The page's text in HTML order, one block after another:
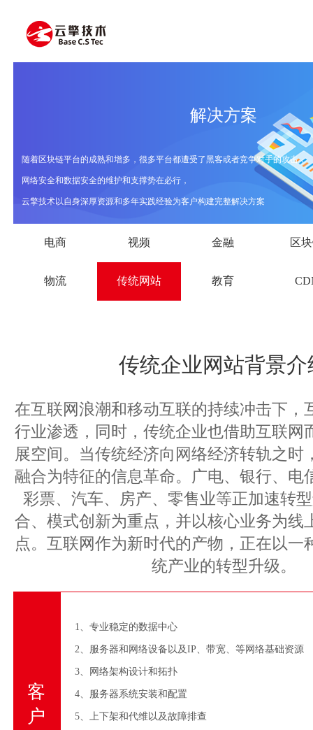
解决方案
随着区块链平台的成熟和增多，很多平台都遭受了黑客或者竞争对手的攻击，
网络安全和数据安全的维护和支撑势在必行，
云擎技术以自身深厚资源和多年实践经验为客户构建完整解决方案
电商 视频 金融 区
物流 传统网站 教育
传统企业网站背景介
在互联网浪潮和移动互联的持续冲击下，
行业渗透，同时，传统企业也借助互联网
展空间。当传统经济向网络经济转轨之时
融合为特征的信息革命。广电、银行、电
彩票、汽车、房产、零售业等正加速转
合、模式创新为重点，并以核心业务为线
点。互联网作为新时代的产物，正在以一
统产业的转型升级。
客
户
1、专业稳定的数据中心
2、服务器和网络设备以及IP、带宽、等网络基础资源
3、网络架构设计和拓扑
4、服务器系统安装和配置
5、上下架和代维以及故障排查